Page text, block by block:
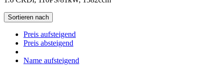
Sortieren nach
Preis aufsteigend
Preis absteigend
Name aufsteigend